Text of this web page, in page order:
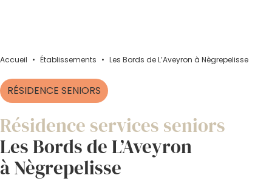
Accueil • Établissements • Les Bords de L’Aveyron à Nègrepelisse
RÉSIDENCE SENIORS
Résidence services seniors
Les Bords de L’Aveyron
à Nègrepelisse